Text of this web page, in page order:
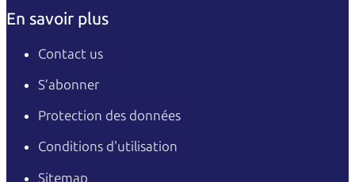
En savoir plus
Contact us
S’abonner
Protection des données
Conditions d'utilisation
Sitemap